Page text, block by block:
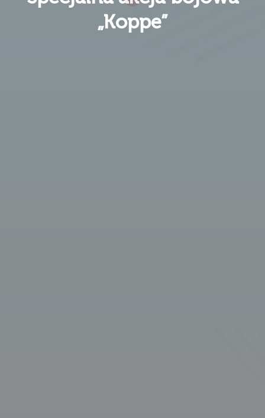
„Koppe”